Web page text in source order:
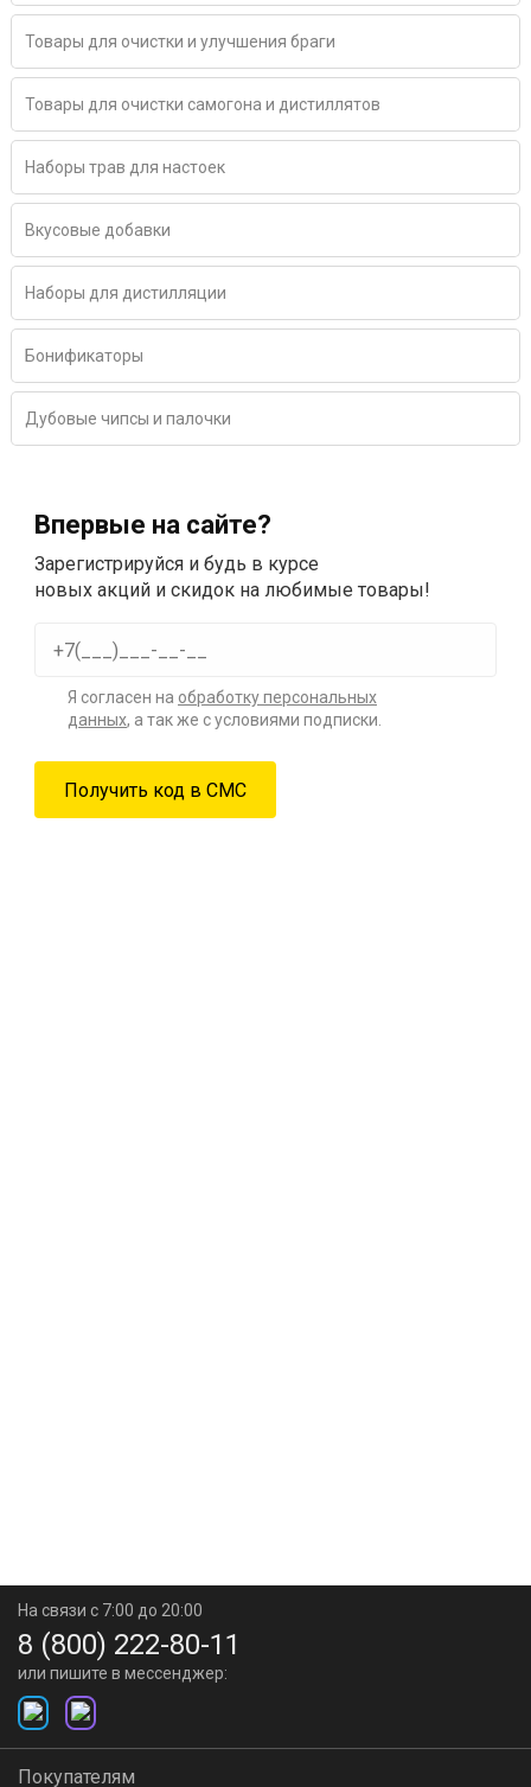
Товары для очистки и улучшения браги
Товары для очистки самогона и дистиллятов
Наборы трав для настоек
Вкусовые добавки
Наборы для дистилляции
Бонификаторы
Дубовые чипсы и палочки
Впервые на сайте?
Зарегистрируйся и будь в курсе
новых акций и скидок на любимые товары!
Я согласен на обработку персональных
данных, а так же с условиями подписки.
На связи с 7:00 до 20:00
8 (800) 222-80-11
или пишите в мессенджер:
Покупателям